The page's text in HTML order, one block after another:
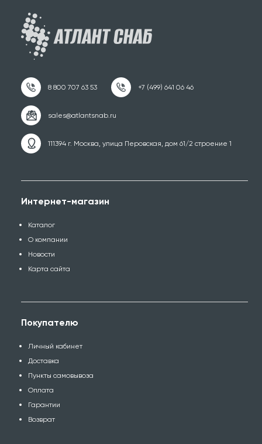
111394 г. Москва, улица Перовская, дом 61/2 строение 1
Интернет-магазин
Каталог
О компании
Новости
Карта сайта
Покупателю
Личный кабинет
Доставка
Пункты самовывоза
Оплата
Гарантии
Возврат